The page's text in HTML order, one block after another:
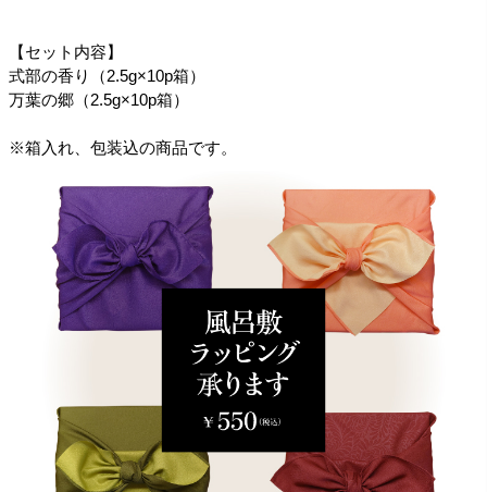
【セット内容】
式部の香り（2.5g×10p箱）
万葉の郷（2.5g×10p箱）
※箱入れ、包装込の商品です。